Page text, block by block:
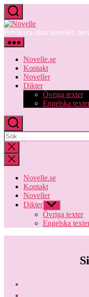
Hoppa
till
innehåll
Novelle
Publicera dina noveller,
Novelle.se
Kontakt
Noveller
Dikter
Övriga texter
Engelska
Sök
efter:
Stäng
sökningen
Novelle.se
Kontakt
Noveller
Dikter Visa
undermeny
Övriga texter
Engelska